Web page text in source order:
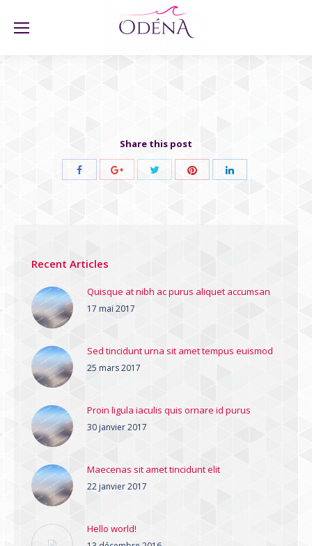
Share this post
Share Share
Share
Share
Share
Recent Articles
Quisque at nibh ac purus aliquet accumsan
17 mai 2017
Sed tincidunt urna sit amet tempus euismod
25 mars 2017
Proin ligula iaculis quis ornare id purus
30 janvier 2017
Maecenas sit amet tincidunt elit
22 janvier 2017
Hello world!